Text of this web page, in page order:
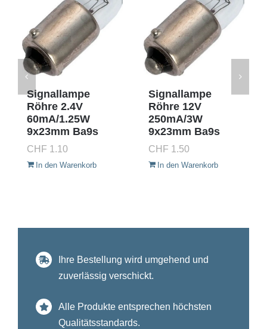
Signallampe
Röhre 2.4V
60mA/1.25W
9x23mm Ba9s
CHF 1.10
In den Warenkorb
Signallampe
Röhre 12V
250mA/3W
9x23mm Ba9s
CHF 1.50
In den Warenkorb
Ihre Bestellung wird umgehend und
zuverlässig verschickt.
Alle Produkte entsprechen höchsten
Qualitätsstandards.